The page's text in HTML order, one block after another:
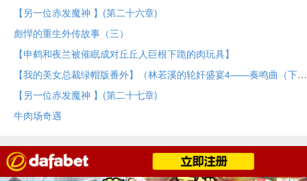
【另一位赤发魔神 】(第二十六章)
彪悍的重生外传故事（三）
【申鹤和夜兰被催眠成对丘丘人巨根下跪的肉玩具】
【我的美女总裁绿帽版番外】（林若溪的轮奸盛宴4——奏鸣曲（下））
【另一位赤发魔神 】(第二十七章)
牛肉场奇遇